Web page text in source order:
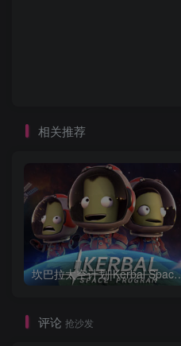
相关推荐
坎巴拉太空计划|Kerbal
评论 抢沙发